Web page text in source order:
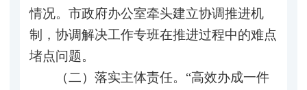
情况。市政府办公室牵头建立协调推进机
制，协调解决工作专班在推进过程中的难点
堵点问题。
（二）落实主体责任。“高效办成一件